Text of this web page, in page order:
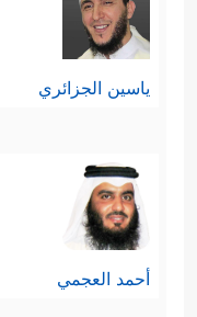
ياسين الجزائري
أحمد العجمي